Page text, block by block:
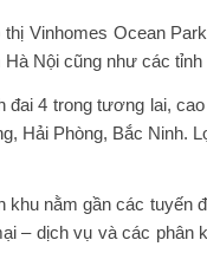
Vinhomes Ocean
Nội cũng như các tỉnh
4 trong tương lai,
Hải Phòng, Bắc Ninh.
nằm gần các tuyến
– dịch vụ và các phân